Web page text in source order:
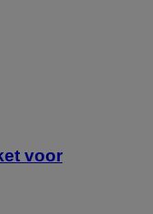
voor